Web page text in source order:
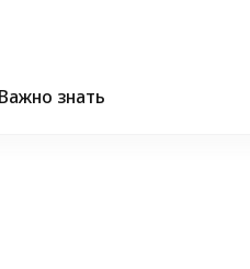
Важно знать